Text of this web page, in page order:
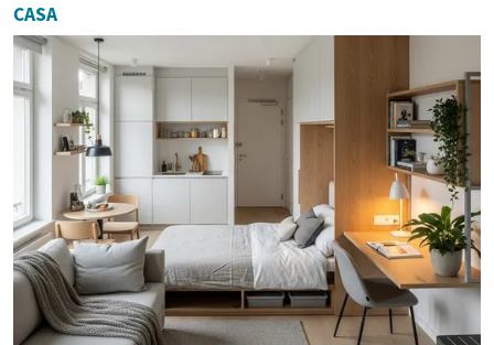
Questi veico...
CASA